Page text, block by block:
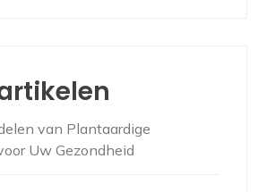
van Plantaardige
Uw Gezondheid